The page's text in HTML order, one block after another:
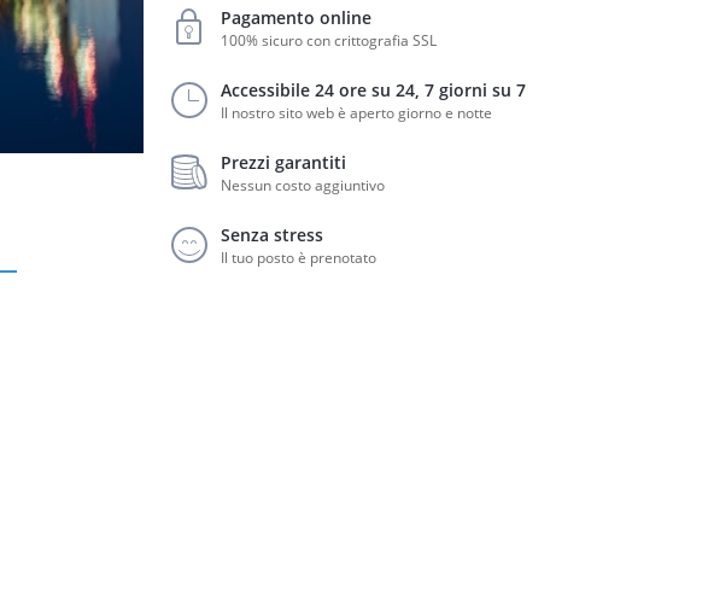
Pagamento online
100% sicuro con crittografia SSL
Accessibile 24 ore su 24, 7 giorni su 7
Il nostro sito web è aperto giorno e notte
Prezzi garantiti
Nessun costo aggiuntivo
Senza stress
Il tuo posto è prenotato